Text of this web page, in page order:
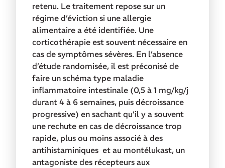
retenu. Le traitement repose sur un
régime d’éviction si une allergie
alimentaire a été identifiée. Une
corticothérapie est souvent nécessaire en
cas de symptômes sévères. En l’absence
d’étude randomisée, il est préconisé de
faire un schéma type maladie
inflammatoire intestinale (0,5 à 1 mg/kg/j
durant 4 à 6 semaines, puis décroissance
progressive) en sachant qu’il y a souvent
une rechute en cas de décroissance trop
rapide, plus ou moins associé à des
antihistaminiques et au montélukast, un
antagoniste des récepteurs aux